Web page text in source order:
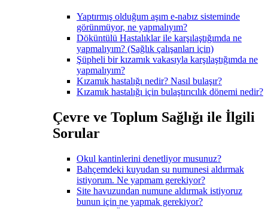
Yaptırmış olduğum aşım e-nabız sisteminde
görünmüyor, ne yapmalıyım?
Döküntülü Hastalıklar ile karşılaştığımda ne
yapmalıyım? (Sağlık çalışanları için)
Şüpheli bir kızamık vakasıyla karşılaştığımda ne
yapmalıyım?
Kızamık hastalığı nedir? Nasıl bulaşır?
Kızamık hastalığı için bulaştırıcılık dönemi nedir?
Çevre ve Toplum Sağlığı ile İlgili
Sorular
Okul kantinlerini denetliyor musunuz?
Bahçemdeki kuyudan su numunesi aldırmak
istiyorum. Ne yapmam gerekiyor?
Site havuzundan numune aldırmak istiyoruz
bunun için ne yapmak gerekiyor?